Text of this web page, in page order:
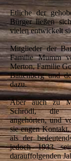
Etliche der
Bürger ließen
vielen entwickelt
Mitglieder der
Familie Mumm
Merton, Familie
Battenberg und
dazu.
Aber auch zu
Schrödl, die
angehörten, und
sie engen
als der
jedoch 1933
darauffolgenden